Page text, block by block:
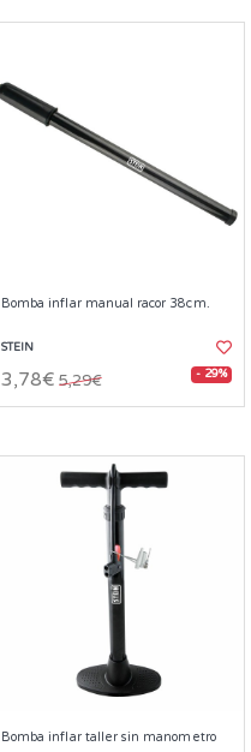
Bomba inflar manual racor 38cm.
STEIN
3,78€ 5,29€ - 29%
Bomba inflar taller sin manometro